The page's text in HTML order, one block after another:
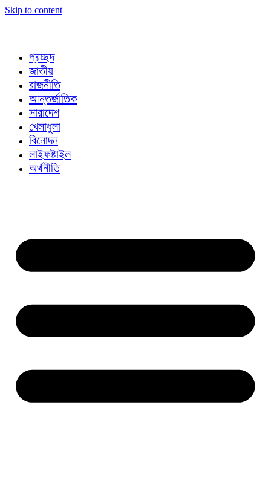
Skip to content
প্রচ্ছদ
জাতীয়
রাজনীতি
আন্তর্জাতিক
সারাদেশ
খেলাধুলা
বিনোদন
লাইফষ্টাইল
অর্থনীতি